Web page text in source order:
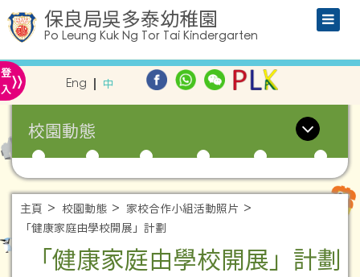
保良局吳多泰幼稚園
Po Leung Kuk Ng Tor Tai Kindergarten
登
入» Eng 中
校園動態
主頁 校園動態
家校合作小組活動照片
「健康家庭由學校開展」計劃
「健康家庭由學校開展」計劃